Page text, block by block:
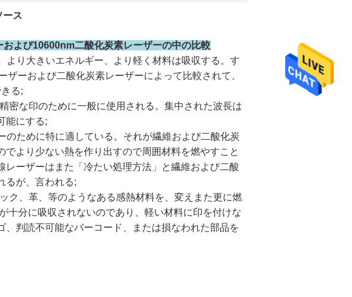
ース
よび10600nm二酸化炭素レーザーの中の比較
り大きいエネルギー、より軽く材料は吸収する。す
ーおよび二酸化炭素レーザーによって比較されて、
る;
密な印のために一般に使用される。集中された波長は
能にする;
ために特に適している。それが繊維および二酸化炭
より少ない熱を作り出すので周囲材料を燃やすこと
ーザーはまた「冷たい処理方法」と繊維および二酸
るが、言われる;
ク、革、等のようなある感熱材料を、変えまた更に燃
十分に吸収されないのであり、軽い材料に印を付けな
判読不可能なバーコード、または損なわれた部品を